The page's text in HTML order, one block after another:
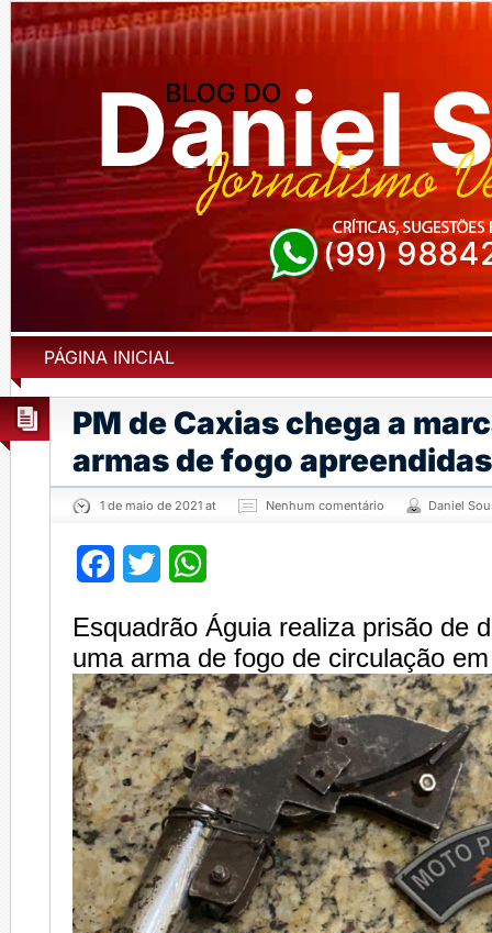
PÁGINA INICIAL
PM de Caxias chega a
armas de fogo
1 de maio de 2021 at Nenhum comentário Daniel
Facebook
Twitter
Esquadrão Águia realiza prisão de
uma arma de fogo de circulação